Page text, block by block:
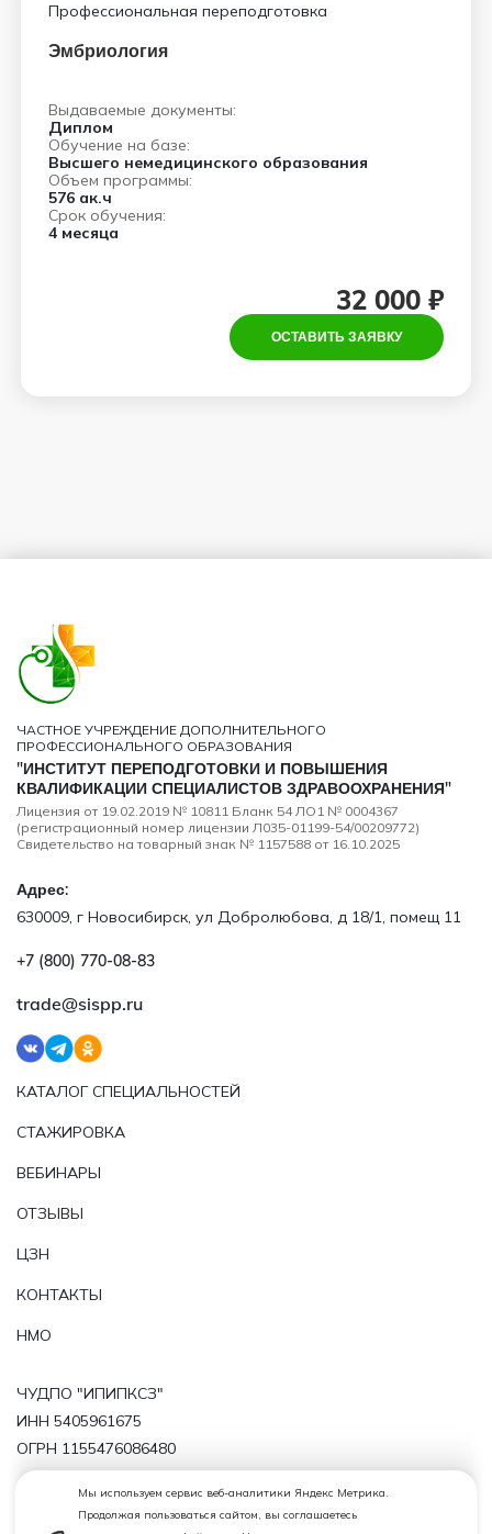
Профессиональная переподготовка
Эмбриология
Выдаваемые документы:
Диплом
Обучение на базе:
Высшего немедицинского образования
Объем программы:
576 ак.ч
Срок обучения:
4 месяца
32 000 ₽
ОСТАВИТЬ ЗАЯВКУ
Мы используем сервис веб-аналитики Яндекс Метрика.
Продолжая пользоваться сайтом, вы соглашаетесь
ЧАСТНОЕ УЧРЕЖДЕНИЕ ДОПОЛНИТЕЛЬНОГО
ПРОФЕССИОНАЛЬНОГО ОБРАЗОВАНИЯ
"ИНСТИТУТ ПЕРЕПОДГОТОВКИ И ПОВЫШЕНИЯ
КВАЛИФИКАЦИИ СПЕЦИАЛИСТОВ ЗДРАВООХРАНЕНИЯ"
Лицензия от 19.02.2019 № 10811 Бланк 54 ЛО1 № 0004367
(регистрационный номер лицензии Л035-01199-54/00209772)
Свидетельство на товарный знак № 1157588 от 16.10.2025
Адрес:
630009, г Новосибирск, ул Добролюбова, д 18/1, помещ 11
+7 (800) 770‑08‑83
trade@sispp.ru
КАТАЛОГ СПЕЦИАЛЬНОСТЕЙ
СТАЖИРОВКА
ВЕБИНАРЫ
ОТЗЫВЫ
ЦЗН
КОНТАКТЫ
НМО
ЧУДПО "ИПИПКСЗ"
ИНН 5405961675
ОГРН 1155476086480
Политика обработки персональных данных
Лицензия от 19.02.2019 № 10811 Бланк 54 ЛО1 № 0004367